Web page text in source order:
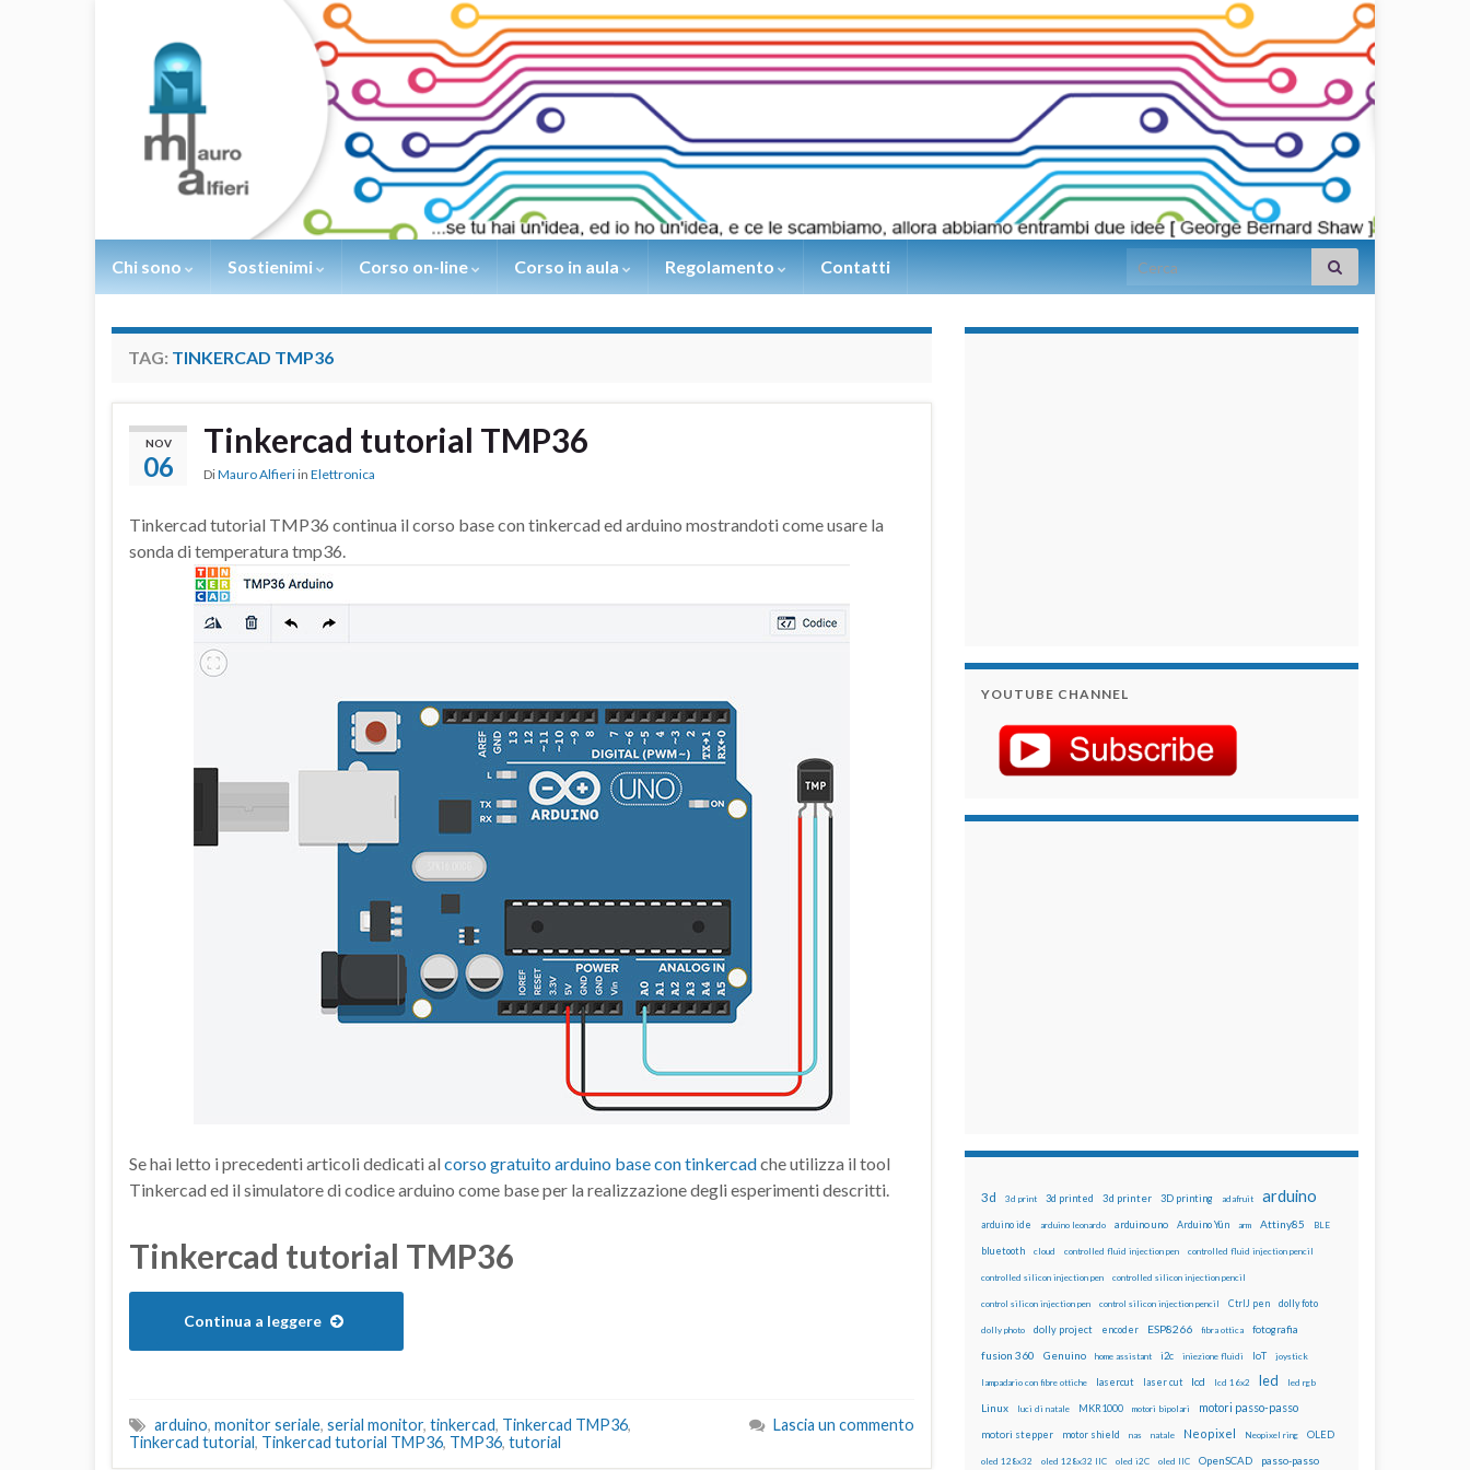
Chi sono Sostienimi Corso on-line Corso in aula Regolamento Contatti Search for:
TAG: TINKERCAD TMP36
NOV
06
Tinkercad tutorial TMP36
DiMauro Alfieri in Elettronica
Tinkercad tutorial TMP36 continua il corso base con tinkercad ed arduino mostrandoti come usare la
sonda di temperatura tmp36.
Se hai letto i precedenti articoli dedicati al corso gratuito arduino base con tinkercadche utilizza il tool
Tinkercad ed il simulatore di codice arduino come base per la realizzazione degli esperimenti descritti.
Tinkercad tutorial TMP36
Continua a leggere
arduino, monitor seriale, serial monitor, tinkercad, Tinkercad TMP36,
Tinkercad tutorial, Tinkercad tutorial TMP36, TMP36, tutorial
Lascia un commento
YOUTUBE CHANNEL
3d 3d print 3d printed 3d printer 3D printing adafruit arduino
arduino ide arduino leonardo arduino uno Arduino Yún arm Attiny85 BLE
bluetooth cloud controlled fluid injection pen controlled fluid injection pencil
controlled silicon injection pen controlled silicon injection pencil
control silicon injection pen control silicon injection pencil CtrlJ pen dolly foto
dolly photo dolly project encoder ESP8266 fibra ottica fotografia
fusion 360 Genuino home assistant i2c iniezione fluidi IoT joystick
lampadario con fibre ottiche lasercut laser cut lcd lcd 16x2 led led rgb
Linux luci di natale MKR1000 motori bipolari motori passo-passo
motori stepper motor shield nas natale Neopixel Neopixel ring OLED
oled 128x32 oled 128x32 IIC oled i2C oled IIC OpenSCAD passo-passo